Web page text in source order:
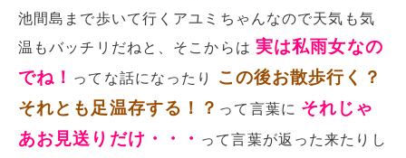
池間島まで歩いて行くアユミちゃんなので天気も気
温もバッチリだねと、そこからは 実は私雨女なの
でね！ ってな話になったり
この後お散歩行く？
それとも足温存する！？ って言葉に それじゃ
あお見送りだけ・・・ って言葉が返った来たりし